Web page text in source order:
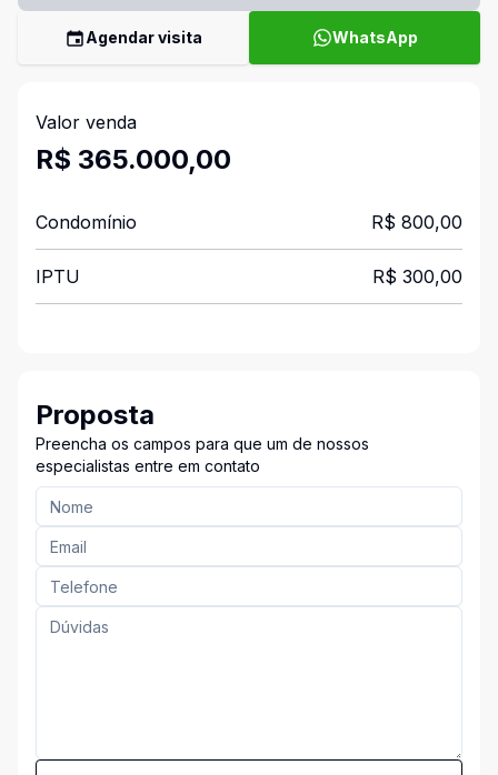
Agendar visita WhatsApp
Valor venda
R$ 365.000,00
Condomínio R$ 800,00
IPTU R$ 300,00
Proposta
Preencha os campos para que um de nossos
especialistas entre em contato